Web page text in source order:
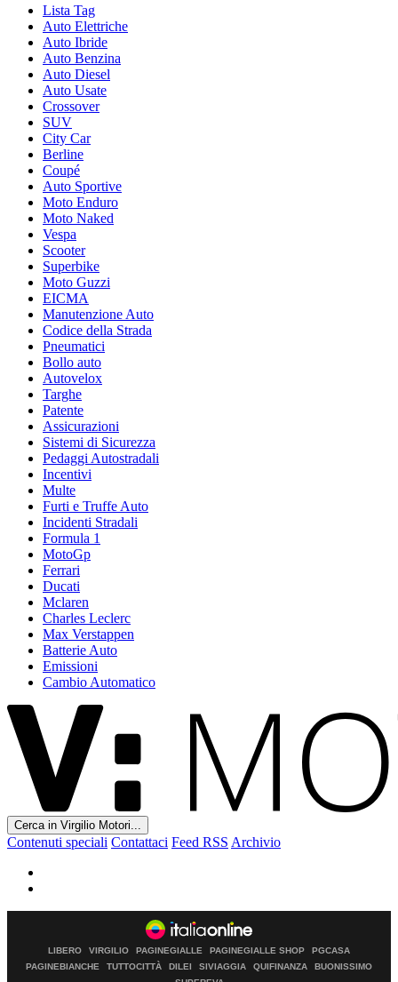
Lista Tag
Auto Elettriche
Auto Ibride
Auto Benzina
Auto Diesel
Auto Usate
Crossover
SUV
City Car
Berline
Coupé
Auto Sportive
Moto Enduro
Moto Naked
Vespa
Scooter
Superbike
Moto Guzzi
EICMA
Manutenzione Auto
Codice della Strada
Pneumatici
Bollo auto
Autovelox
Targhe
Patente
Assicurazioni
Sistemi di Sicurezza
Pedaggi Autostradali
Incentivi
Multe
Furti e Truffe Auto
Incidenti Stradali
Formula 1
MotoGp
Ferrari
Ducati
Mclaren
Charles Leclerc
Max Verstappen
Batterie Auto
Emissioni
Cambio Automatico
Cerca in Virgilio Motori...
Contenuti speciali Contattaci Feed RSS Archivio
LIBERO VIRGILIO PAGINEGIALLE PAGINEGIALLE SHOP
PGCASA
PAGINEBIANCHE
TUTTOCITTÀ DILEI SIVIAGGIA QUIFINANZA
BUONISSIMO